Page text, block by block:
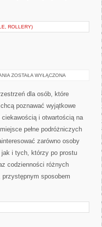
ROLLERY)
INDIE
ZOSTAŁA WYŁĄCZONA
dla osób, które
poznawać wyjątkowe
i otwartością na
pełne podróżniczych
zarówno osoby
i tych, którzy po prostu
codzienności różnych
przystępnym sposobem